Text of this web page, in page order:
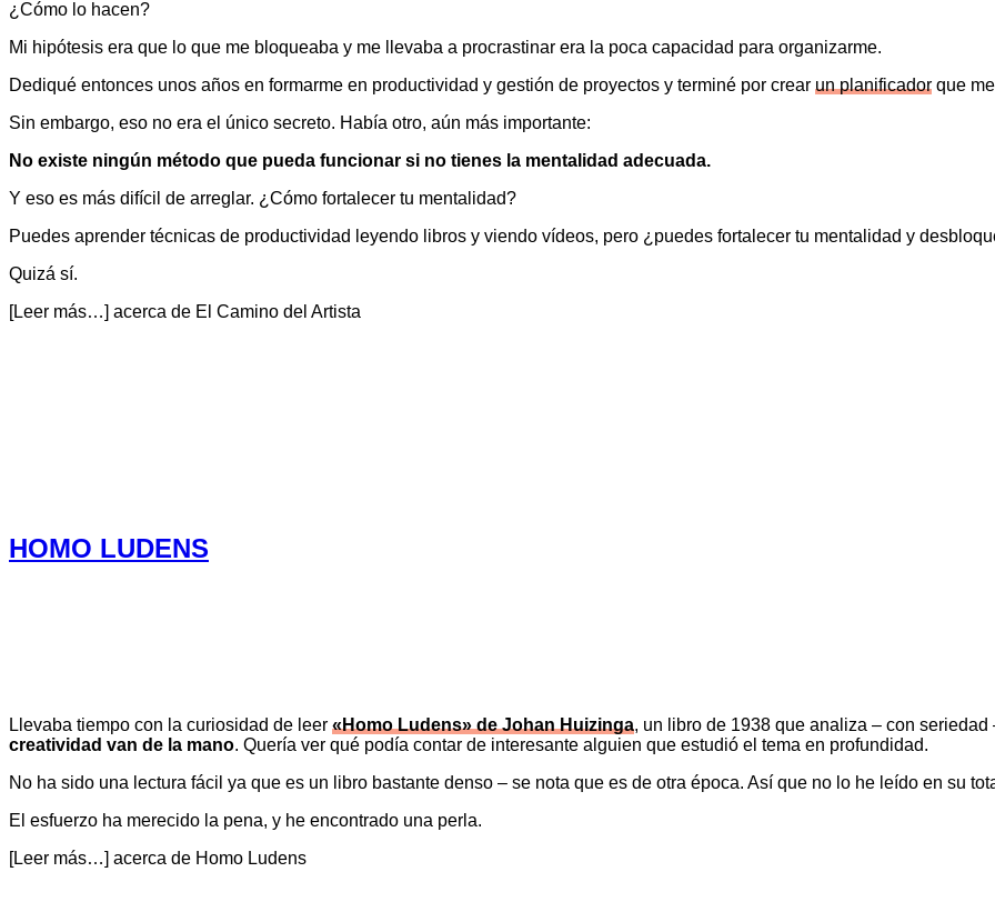
¿Cómo lo hacen?
Mi hipótesis era que lo que me bloqueaba y me llevaba a procrastinar era la poca capacidad para organizarme.
Dediqué entonces unos años en formarme en productividad y gestión de proyectos y terminé por crear un planificador que
Sin embargo, eso no era el único secreto. Había otro, aún más importante:
No existe ningún método que pueda funcionar si no tienes la mentalidad adecuada.
Y eso es más difícil de arreglar. ¿Cómo fortalecer tu mentalidad?
Puedes aprender técnicas de productividad leyendo libros y viendo vídeos, pero ¿puedes fortalecer tu mentalidad y
Quizá sí.
[Leer más…] acerca de El Camino del Artista
HOMO LUDENS
Llevaba tiempo con la curiosidad de leer «Homo Ludens» de Johan Huizinga, un libro de 1938 que analiza – con
creatividad van de la mano. Quería ver qué podía contar de interesante alguien que estudió el tema en profundidad.
No ha sido una lectura fácil ya que es un libro bastante denso – se nota que es de otra época. Así que no lo he leído en su
El esfuerzo ha merecido la pena, y he encontrado una perla.
[Leer más…] acerca de Homo Ludens